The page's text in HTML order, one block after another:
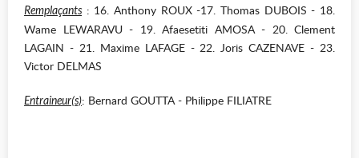
Remplaçants : 16. Anthony ROUX -17. Thomas DUBOIS - 18.
Wame LEWARAVU - 19. Afaesetiti AMOSA - 20. Clement
LAGAIN - 21. Maxime LAFAGE - 22. Joris CAZENAVE - 23.
Victor DELMAS
Entraineur(s): Bernard GOUTTA - Philippe FILIATRE